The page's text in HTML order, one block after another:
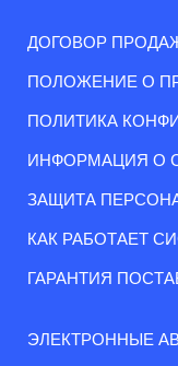
ДОГОВОР
ПОЛОЖЕНИЕ О
ПОЛИТИКА
ИНФОРМАЦИЯ О
ЗАЩИТА
КАК РАБОТАЕТ
ГАРАНТИЯ
ЭЛЕКТРОННЫЕ